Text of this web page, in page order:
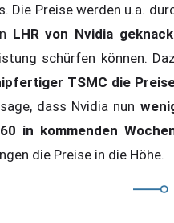
Die Preise werden u.a.
LHR von Nvidia
schürfen können.
TSMC die
dass Nvidia nun
in kommenden
die Preise in die Höhe.